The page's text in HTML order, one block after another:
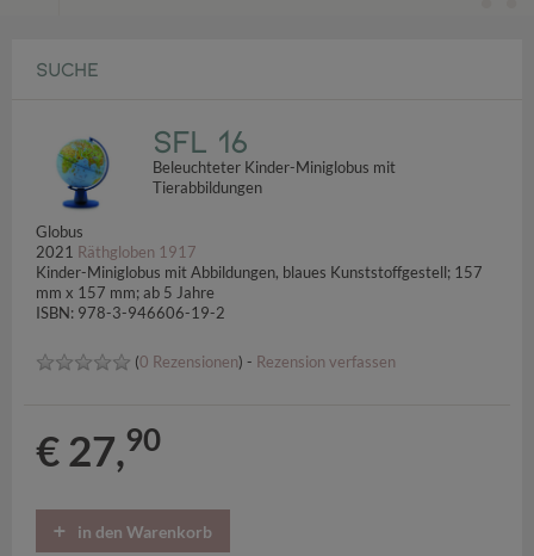
SUCHE
SFL 16
Beleuchteter Kinder-Miniglobus mit
Tierabbildungen
Globus
2021 Räthgloben 1917
Kinder-Miniglobus mit Abbildungen, blaues Kunststoffgestell; 157
mm x 157 mm; ab 5 Jahre
ISBN: 978-3-946606-19-2
(0 Rezensionen) - Rezension verfassen
€ 27,90
in den Warenkorb